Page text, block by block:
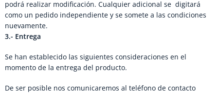
podrá realizar modificación. Cualquier adicional se digitará
como un pedido independiente y se somete a las condiciones
nuevamente.
3.- Entrega
Se han establecido las siguientes consideraciones en el
momento de la entrega del producto.
De ser posible nos comunicaremos al teléfono de contacto